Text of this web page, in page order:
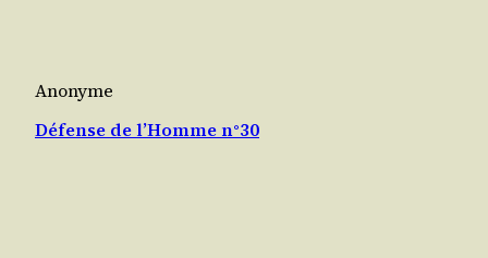
Anonyme
Défense de l’Homme n°30